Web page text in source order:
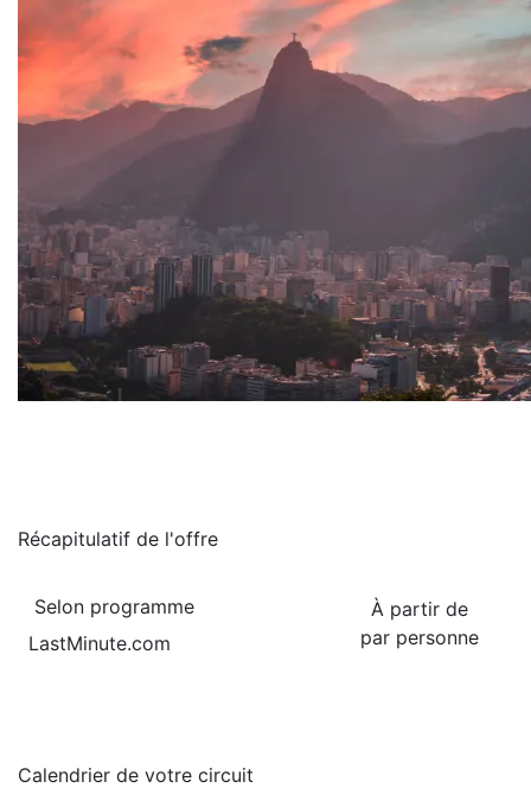
Récapitulatif de l'offre
À partir de
par personne
Selon programme
LastMinute.com
Calendrier de votre circuit